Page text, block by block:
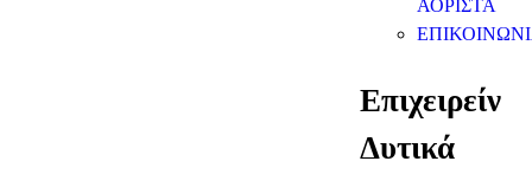
ΑΟΡΙΣΤΑ
Επιχειρείν
Δυτικά